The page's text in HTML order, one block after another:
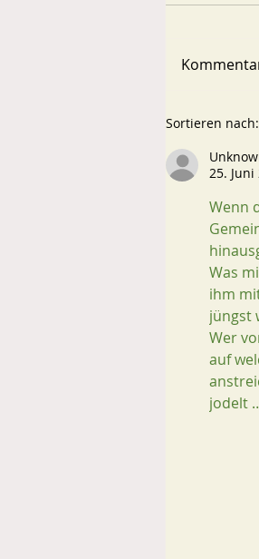
So geht
Sortieren nach:
25. Juni
Wenn
Was
ihm
jüngst
Wer
auf
jodelt